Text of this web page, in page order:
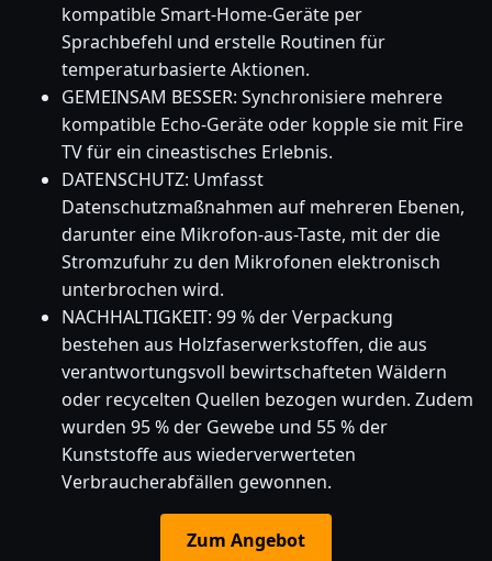
kompatible Smart-Home-Geräte per
Sprachbefehl und erstelle Routinen für
temperaturbasierte Aktionen.
GEMEINSAM BESSER: Synchronisiere mehrere
kompatible Echo-Geräte oder kopple sie mit Fire
TV für ein cineastisches Erlebnis.
DATENSCHUTZ: Umfasst
Datenschutzmaßnahmen auf mehreren Ebenen,
darunter eine Mikrofon-aus-Taste, mit der die
Stromzufuhr zu den Mikrofonen elektronisch
unterbrochen wird.
NACHHALTIGKEIT: 99 % der Verpackung
bestehen aus Holzfaserwerkstoffen, die aus
verantwortungsvoll bewirtschafteten Wäldern
oder recycelten Quellen bezogen wurden. Zudem
wurden 95 % der Gewebe und 55 % der
Kunststoffe aus wiederverwerteten
Verbraucherabfällen gewonnen.
Zum Angebot